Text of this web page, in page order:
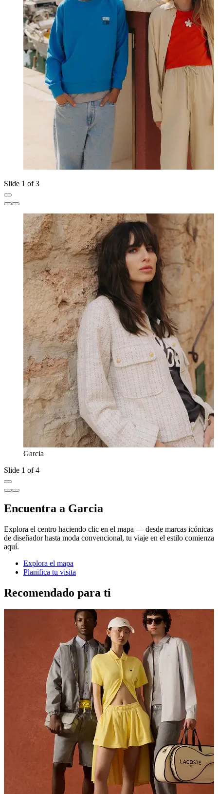
Slide 1 of 3
Garcia
Slide 1 of 4
Encuentra a Garcia
Explora el centro haciendo clic en el mapa — desde marcas icónicas
de diseñador hasta moda convencional, tu viaje en el estilo comienza
aquí.
Explora el mapa
Planifica tu visita
Recomendado para ti